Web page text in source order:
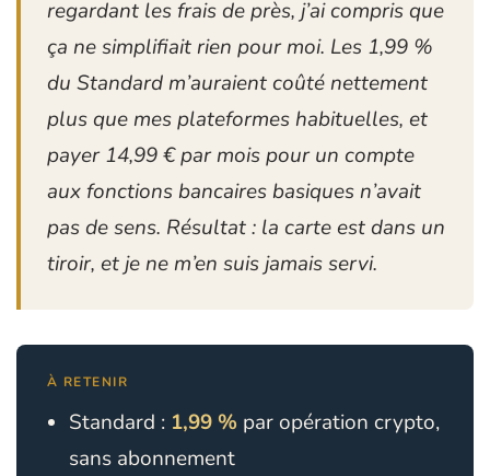
regardant les frais de près, j’ai compris que
ça ne simplifiait rien pour moi. Les 1,99 %
du Standard m’auraient coûté nettement
plus que mes plateformes habituelles, et
payer 14,99 € par mois pour un compte
aux fonctions bancaires basiques n’avait
pas de sens. Résultat : la carte est dans un
tiroir, et je ne m’en suis jamais servi.
À RETENIR
Standard : 1,99 % par opération crypto,
sans abonnement